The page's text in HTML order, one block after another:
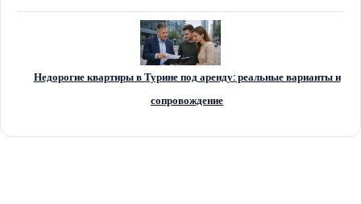
Недорогие квартиры в Турине под аренду: реальные варианты и
сопровождение